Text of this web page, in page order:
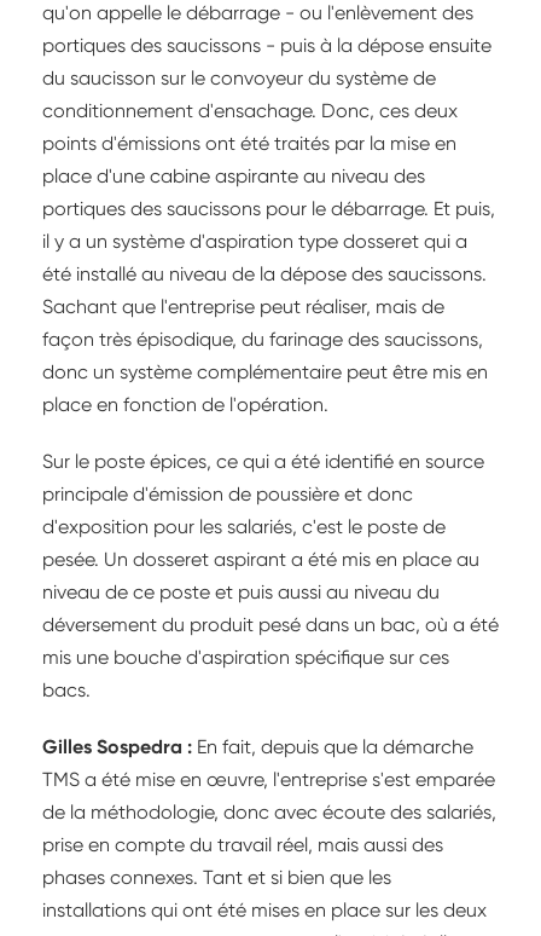
qu'on appelle le débarrage - ou l'enlèvement des
portiques des saucissons - puis à la dépose ensuite
du saucisson sur le convoyeur du système de
conditionnement d'ensachage. Donc, ces deux
points d'émissions ont été traités par la mise en
place d'une cabine aspirante au niveau des
portiques des saucissons pour le débarrage. Et puis,
il y a un système d'aspiration type dosseret qui a
été installé au niveau de la dépose des saucissons.
Sachant que l'entreprise peut réaliser, mais de
façon très épisodique, du farinage des saucissons,
donc un système complémentaire peut être mis en
place en fonction de l'opération.
Sur le poste épices, ce qui a été identifié en source
principale d'émission de poussière et donc
d'exposition pour les salariés, c'est le poste de
pesée. Un dosseret aspirant a été mis en place au
niveau de ce poste et puis aussi au niveau du
déversement du produit pesé dans un bac, où a été
mis une bouche d'aspiration spécifique sur ces
bacs.
Gilles Sospedra : En fait, depuis que la démarche
TMS a été mise en œuvre, l'entreprise s'est emparée
de la méthodologie, donc avec écoute des salariés,
prise en compte du travail réel, mais aussi des
phases connexes. Tant et si bien que les
installations qui ont été mises en place sur les deux